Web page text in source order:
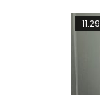
11:29